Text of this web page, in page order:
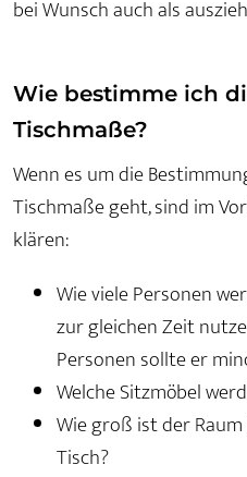
bei Wunsch auch als
Wie bestimme ich
Tischmaße?
Wenn es um die
Tischmaße geht, sind im
klären:
Wie viele Personen
zur gleichen Zeit
Personen sollte er
Welche Sitzmöbel
Wie groß ist der
Tisch?